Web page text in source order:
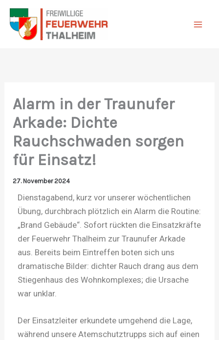
Zum
Inhalt
springen
Alarm in der Traunufer
Arkade: Dichte
Rauchschwaden sorgen
für Einsatz!
27. November 2024
Dienstagabend, kurz vor unserer wöchentlichen
Übung, durchbrach plötzlich ein Alarm die Routine:
„Brand Gebäude“. Sofort rückten die Einsatzkräfte
der Feuerwehr Thalheim zur Traunufer Arkade
aus. Bereits beim Eintreffen boten sich uns
dramatische Bilder: dichter Rauch drang aus dem
Stiegenhaus des Wohnkomplexes; die Ursache
war unklar.
Der Einsatzleiter erkundete umgehend die Lage,
während unsere Atemschutztrupps sich auf einen